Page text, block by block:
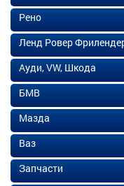
Рено
Ленд Ровер
Ауди, VW, Шкода
БМВ
Мазда
Ваз
Запчасти